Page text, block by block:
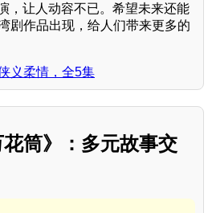
，让人动容不已。希望未来还能
剧作品出现，给人们带来更多的
义柔情，全5集
筒》：多元故事交